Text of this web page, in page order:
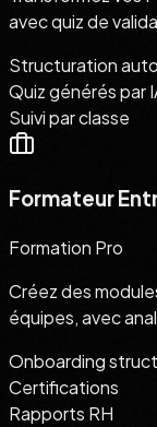
avec quiz de
Structuration
Quiz générés par
Suivi par classe
Formateur
Formation Pro
Créez des
équipes, avec
Onboarding
Certifications
Rapports RH